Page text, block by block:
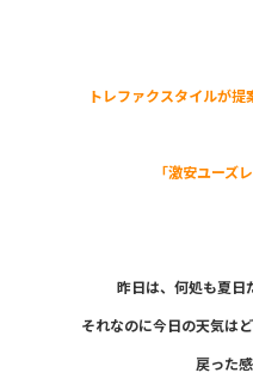
トレファクスタイルが
「激安ユーズ
昨日は、何処も夏日
それなのに今日の天気は
戻った